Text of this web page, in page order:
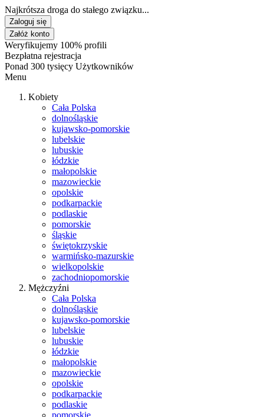
Najkrótsza droga do stałego związku...
Zaloguj się
Załóż konto
Weryfikujemy 100% profili
Bezpłatna rejestracja
Ponad 300 tysięcy Użytkowników
Menu
Kobiety
Cała Polska
dolnośląskie
kujawsko-pomorskie
lubelskie
lubuskie
łódzkie
małopolskie
mazowieckie
opolskie
podkarpackie
podlaskie
pomorskie
śląskie
świętokrzyskie
warmińsko-mazurskie
wielkopolskie
zachodniopomorskie
Mężczyźni
Cała Polska
dolnośląskie
kujawsko-pomorskie
lubelskie
lubuskie
łódzkie
małopolskie
mazowieckie
opolskie
podkarpackie
podlaskie
pomorskie